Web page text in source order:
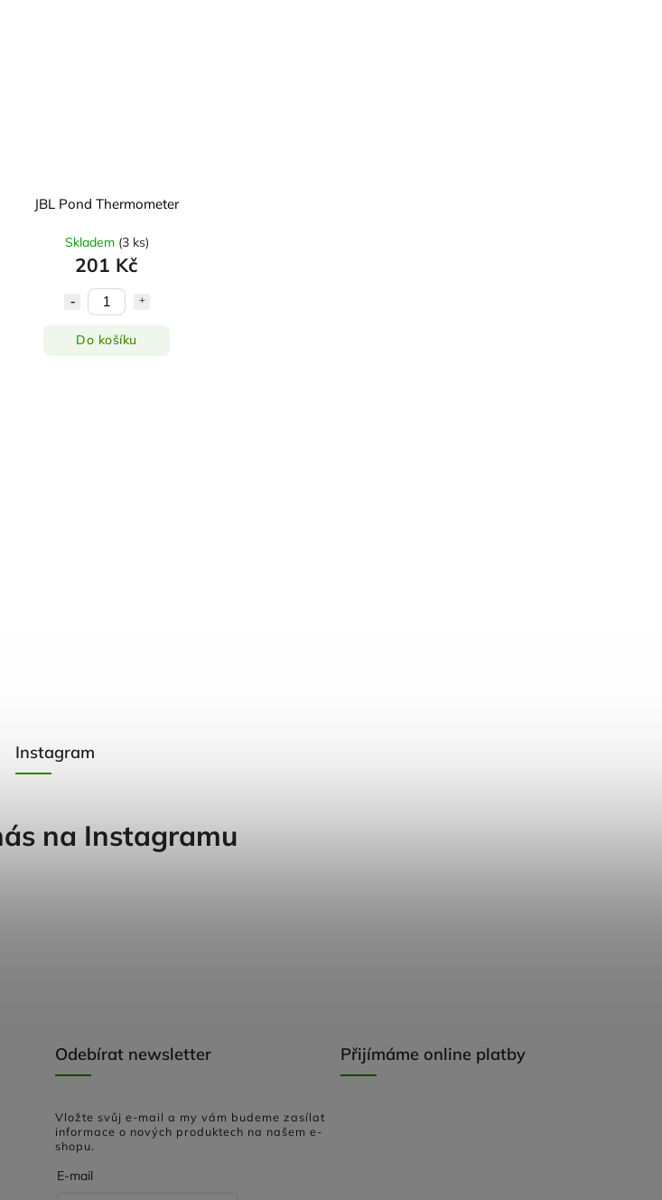
JBL Pond Thermometer
Skladem (3 ks)
201 Kč
Do košíku
Odebírat newsletter
Vložte svůj e-mail a my vám budeme zasílat
informace o nových produktech na našem e-
shopu.
E-mail
Přijímáme online platby
Instagram
na Instagramu